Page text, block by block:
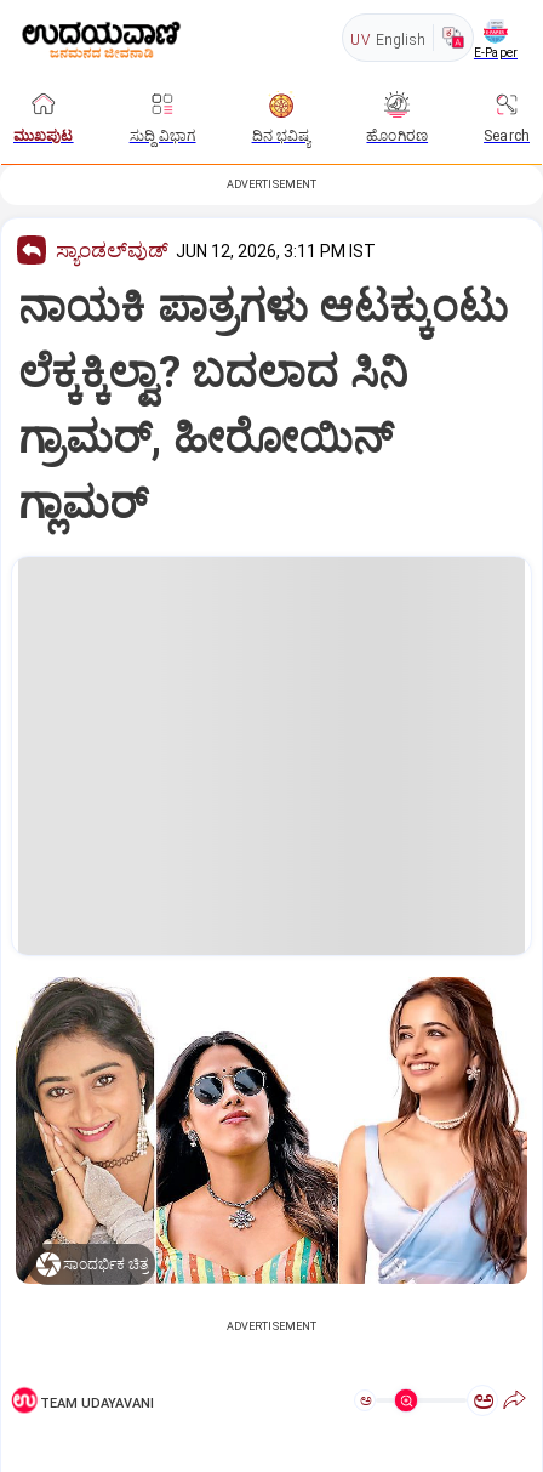
UV English
E-Paper
ಮುಖಪುಟ ಸುದ್ದಿ ವಿಭಾಗ ದಿನ ಭವಿಷ್ಯ ಹೊಂಗಿರಣ Search
ADVERTISEMENT
ಸ್ಯಾಂಡಲ್‌ವುಡ್‌ JUN 12, 2026, 3:11 PM IST
ನಾಯಕಿ ಪಾತ್ರಗಳು ಆಟಕ್ಕುಂಟು
ಲೆಕ್ಕಕ್ಕಿಲ್ವಾ? ಬದಲಾದ ಸಿನಿ
ಗ್ರಾಮರ್, ಹೀರೋಯಿನ್
ಗ್ಲಾಮರ್
ಸಾಂದರ್ಭಿಕ ಚಿತ್ರ
ADVERTISEMENT
TEAM UDAYAVANI ಅ ಅ